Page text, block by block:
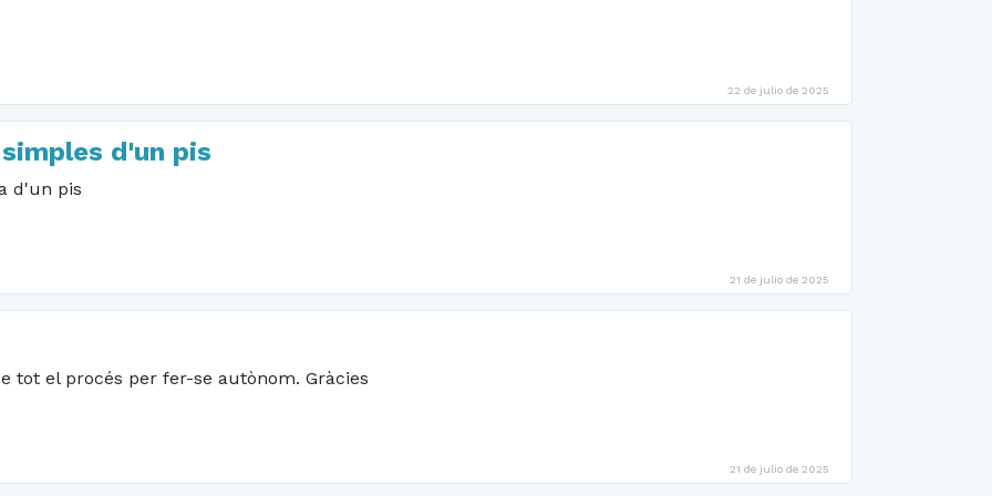
22 de julio de 2025
d'un pis
d'un pis
21 de julio de 2025
tot el procés per fer-se autònom. Gràcies
21 de julio de 2025